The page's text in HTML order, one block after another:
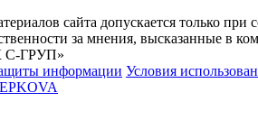
сайта допускается только
за мнения, высказанные в
С-ГРУП»
информации Условия